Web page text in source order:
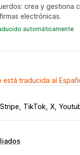
crea y gestiona
electrónicas.
automáticamente
está traducida al
Stripe TikTok X